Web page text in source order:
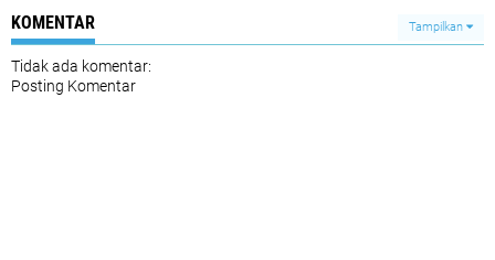
KOMENTAR Tampilkan
Tidak ada komentar:
Posting Komentar